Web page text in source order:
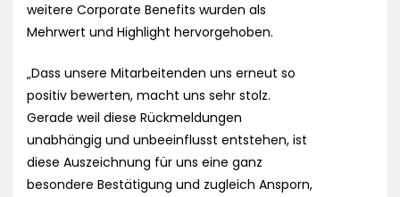
weitere Corporate Benefits wurden als
Mehrwert und Highlight hervorgehoben.
„Dass unsere Mitarbeitenden uns erneut so
positiv bewerten, macht uns sehr stolz.
Gerade weil diese Rückmeldungen
unabhängig und unbeeinflusst entstehen, ist
diese Auszeichnung für uns eine ganz
besondere Bestätigung und zugleich Ansporn,